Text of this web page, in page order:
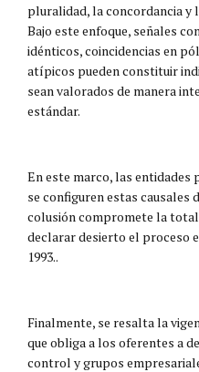
pluralidad, la concordancia y
Bajo este enfoque, señales
idénticos, coincidencias en
atípicos pueden constituir
sean valorados de manera
estándar.
En este marco, las entidades
se configuren estas causales
colusión compromete la
declarar desierto el proceso
1993..
Finalmente, se resalta la
que obliga a los oferentes a
control y grupos